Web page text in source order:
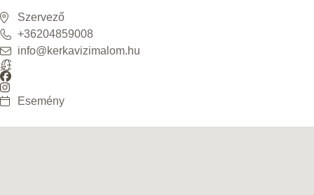
Szervező
+36204859008
info@kerkavizimalom.hu
Esemény